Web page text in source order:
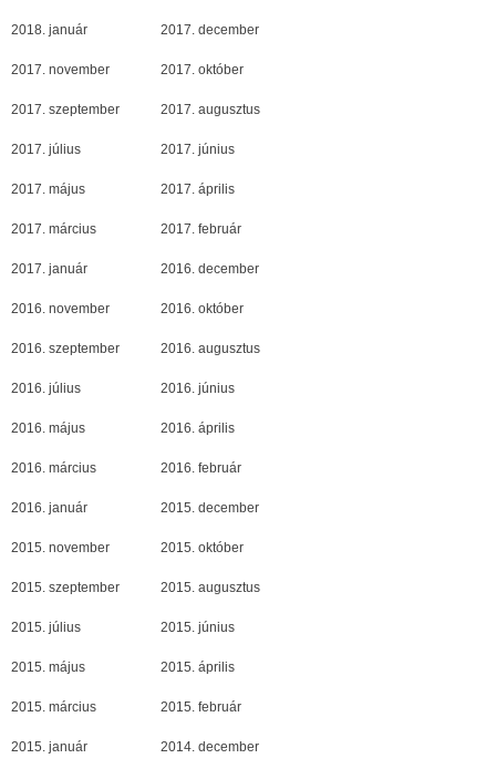
2018. január 2017. december
2017. november 2017. október
2017. szeptember 2017. augusztus
2017. július 2017. június
2017. május 2017. április
2017. március 2017. február
2017. január 2016. december
2016. november 2016. október
2016. szeptember 2016. augusztus
2016. július 2016. június
2016. május 2016. április
2016. március 2016. február
2016. január 2015. december
2015. november 2015. október
2015. szeptember 2015. augusztus
2015. július 2015. június
2015. május 2015. április
2015. március 2015. február
2015. január 2014. december